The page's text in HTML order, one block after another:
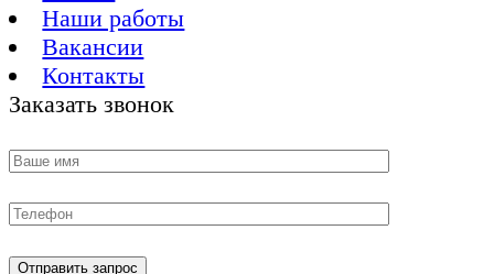
Наши работы
Вакансии
Контакты
Заказать звонок